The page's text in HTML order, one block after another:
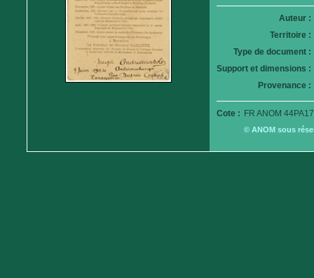
Auteur :
Territoire :
Type de document :
Support et dimensions :
Provenance :
Cote : FR ANOM
© ANOM sous